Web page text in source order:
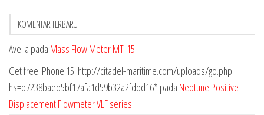
KOMENTAR TERBARU
Avelia pada Mass Flow Meter MT-15
Get free iPhone 15: http://citadel-maritime.com/uploads/go.php
hs=b7238baed5bf17afa1d59b32a2fddd16* pada Neptune Positive
Displacement Flowmeter VLF series